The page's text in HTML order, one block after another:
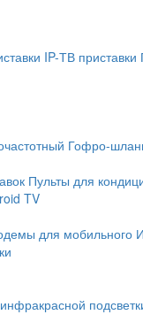
IP-ТВ приставки
Гофро-
Пульты для
TV
для мобильного